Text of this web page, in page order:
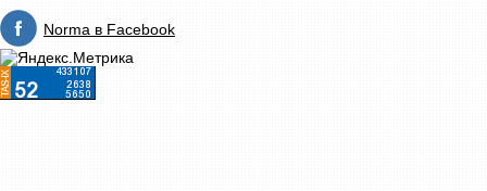
Norma в Facebook